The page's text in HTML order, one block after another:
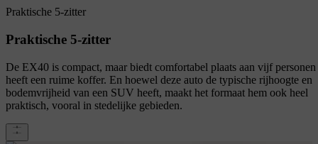
Praktische 5-zitter
Praktische 5-zitter
De EX40 is compact, maar biedt comfortabel plaats aan vijf personen
heeft een ruime koffer. En hoewel deze auto de typische rijhoogte en
bodemvrijheid van een SUV heeft, maakt het formaat hem ook heel
praktisch, vooral in stedelijke gebieden.